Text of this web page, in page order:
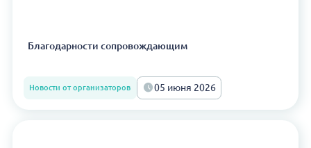
Благодарности сопровождающим
Новости от организаторов 05 июня 2026